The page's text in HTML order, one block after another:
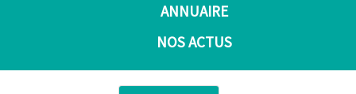
ANNUAIRE
NOS ACTUS